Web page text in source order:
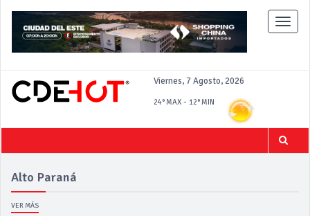
Viernes, 7 Agosto, 2026
24°MAX - 12°MIN
Toggle
Alto Paraná
VER MÁS